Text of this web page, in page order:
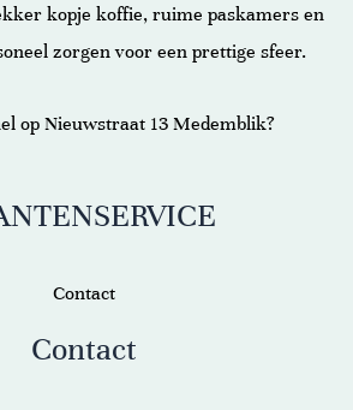
kopje koffie, ruime paskamers en
zorgen voor een prettige sfeer.
op Nieuwstraat 13 Medemblik?
Contact
Contact